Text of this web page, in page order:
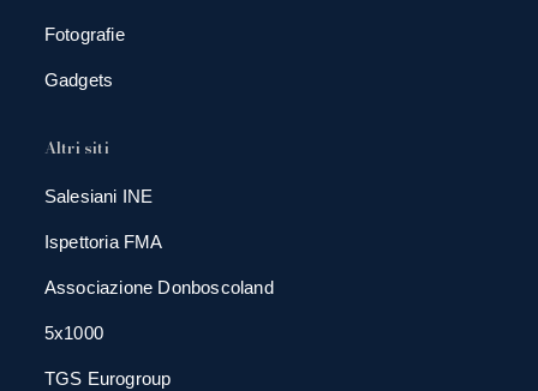
Fotografie
Gadgets
Altri siti
Salesiani INE
Ispettoria FMA
Associazione Donboscoland
5x1000
TGS Eurogroup